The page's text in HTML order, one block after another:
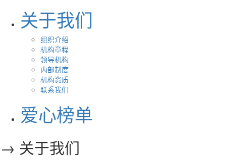
关于我们
组织介绍
机构章程
领导机构
内部制度
机构资质
联系我们
爱心榜单
→ 关于我们